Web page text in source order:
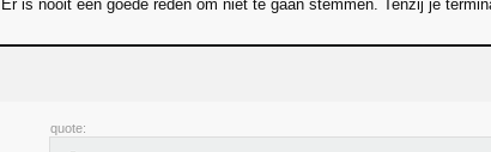
Er is nooit een goede reden om niet te gaan stemmen. Tenzij je
quote: